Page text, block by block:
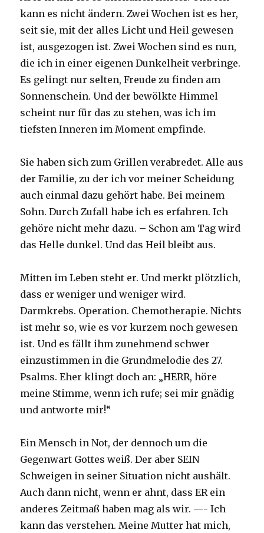
kann es nicht ändern. Zwei Wochen ist es her,
seit sie, mit der alles Licht und Heil gewesen
ist, ausgezogen ist. Zwei Wochen sind es nun,
die ich in einer eigenen Dunkelheit verbringe.
Es gelingt nur selten, Freude zu finden am
Sonnenschein. Und der bewölkte Himmel
scheint nur für das zu stehen, was ich im
tiefsten Inneren im Moment empfinde.
Sie haben sich zum Grillen verabredet. Alle aus
der Familie, zu der ich vor meiner Scheidung
auch einmal dazu gehört habe. Bei meinem
Sohn. Durch Zufall habe ich es erfahren. Ich
gehöre nicht mehr dazu. – Schon am Tag wird
das Helle dunkel. Und das Heil bleibt aus.
Mitten im Leben steht er. Und merkt plötzlich,
dass er weniger und weniger wird.
Darmkrebs. Operation. Chemotherapie. Nichts
ist mehr so, wie es vor kurzem noch gewesen
ist. Und es fällt ihm zunehmend schwer
einzustimmen in die Grundmelodie des 27.
Psalms. Eher klingt doch an: „HERR, höre
meine Stimme, wenn ich rufe; sei mir gnädig
und antworte mir!“
Ein Mensch in Not, der dennoch um die
Gegenwart Gottes weiß. Der aber SEIN
Schweigen in seiner Situation nicht aushält.
Auch dann nicht, wenn er ahnt, dass ER ein
anderes Zeitmaß haben mag als wir. —- Ich
kann das verstehen. Meine Mutter hat mich,